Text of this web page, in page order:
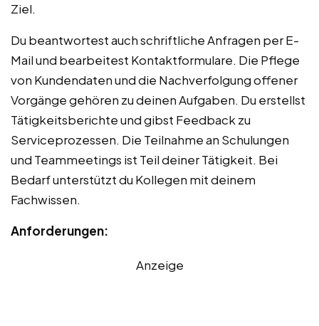
Ziel.
Du beantwortest auch schriftliche Anfragen per E-
Mail und bearbeitest Kontaktformulare. Die Pflege
von Kundendaten und die Nachverfolgung offener
Vorgänge gehören zu deinen Aufgaben. Du erstellst
Tätigkeitsberichte und gibst Feedback zu
Serviceprozessen. Die Teilnahme an Schulungen
und Teammeetings ist Teil deiner Tätigkeit. Bei
Bedarf unterstützt du Kollegen mit deinem
Fachwissen.
Anforderungen:
Anzeige